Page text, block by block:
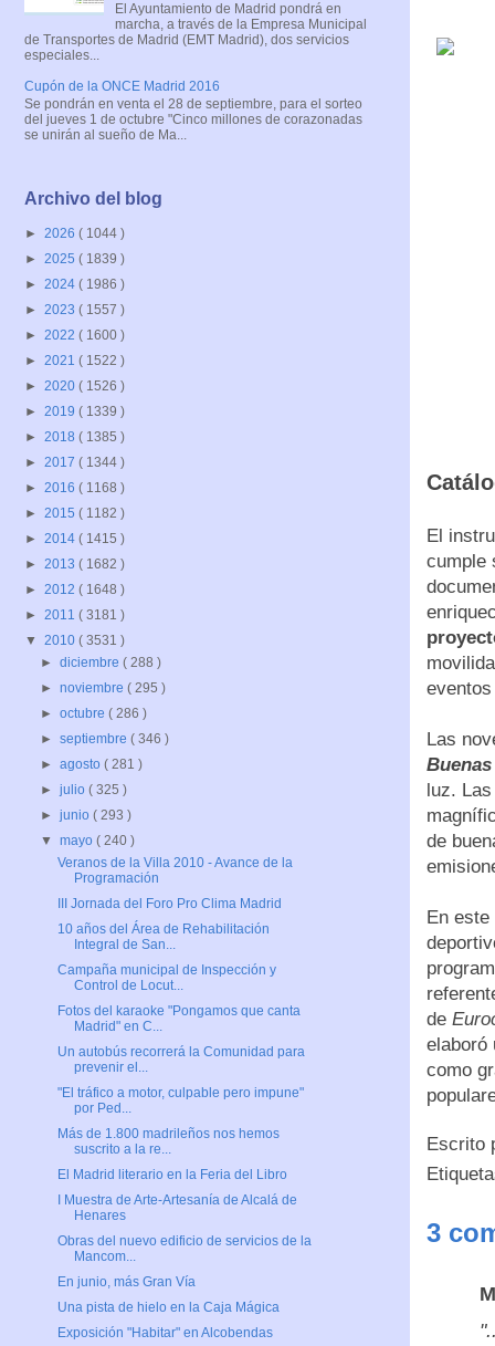
El
cumple
Las
luz.
de
En
de
elaboró
como
Escrito
3
El Ayuntamiento de Madrid pondrá en
marcha, a través de la Empresa Municipal
de Transportes de Madrid (EMT Madrid), dos servicios
especiales...
Cupón de la ONCE Madrid 2016
Se pondrán en venta el 28 de septiembre, para el sorteo
del jueves 1 de octubre "Cinco millones de corazonadas
se unirán al sueño de Ma...
Archivo del blog
► 2026 ( 1044 )
► 2025 ( 1839 )
► 2024 ( 1986 )
► 2023 ( 1557 )
► 2022 ( 1600 )
► 2021 ( 1522 )
► 2020 ( 1526 )
► 2019 ( 1339 )
► 2018 ( 1385 )
► 2017 ( 1344 )
► 2016 ( 1168 )
► 2015 ( 1182 )
► 2014 ( 1415 )
► 2013 ( 1682 )
► 2012 ( 1648 )
► 2011 ( 3181 )
▼ 2010 ( 3531 )
►diciembre( 288 )
►noviembre( 295 )
►octubre( 286 )
►septiembre( 346 )
►agosto( 281 )
►julio( 325 )
►junio( 293 )
▼mayo( 240 )
Veranos de la Villa 2010 - Avance de la
Programación
III Jornada del Foro Pro Clima Madrid
10 años del Área de Rehabilitación
Integral de San...
Campaña municipal de Inspección y
Control de Locut...
Fotos del karaoke "Pongamos que canta
Madrid" en C...
Un autobús recorrerá la Comunidad para
prevenir el...
"El tráfico a motor, culpable pero impune"
por Ped...
Más de 1.800 madrileños nos hemos
suscrito a la re...
El Madrid literario en la Feria del Libro
I Muestra de Arte-Artesanía de Alcalá de
Henares
Obras del nuevo edificio de servicios de la
Mancom...
En junio, más Gran Vía
Una pista de hielo en la Caja Mágica
Exposición "Habitar" en Alcobendas